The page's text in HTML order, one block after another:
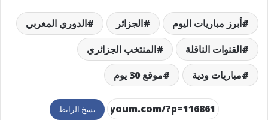
أبرز مباريات اليوم الجزائر
الدوري المغربي
القنوات الناقلة
المنتخب الجزائري
مباريات ودية
موقع 30 يوم
نسخ الرابط